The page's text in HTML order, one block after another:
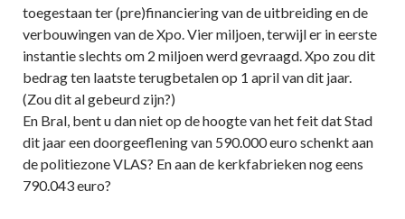
toegestaan ter (pre)financiering van de uitbreiding en de
verbouwingen van de Xpo. Vier miljoen, terwijl er in eerste
instantie slechts om 2 miljoen werd gevraagd. Xpo zou dit
bedrag ten laatste terugbetalen op 1 april van dit jaar.
(Zou dit al gebeurd zijn?)
En Bral, bent u dan niet op de hoogte van het feit dat Stad
dit jaar een doorgeeflening van 590.000 euro schenkt aan
de politiezone VLAS? En aan de kerkfabrieken nog eens
790.043 euro?